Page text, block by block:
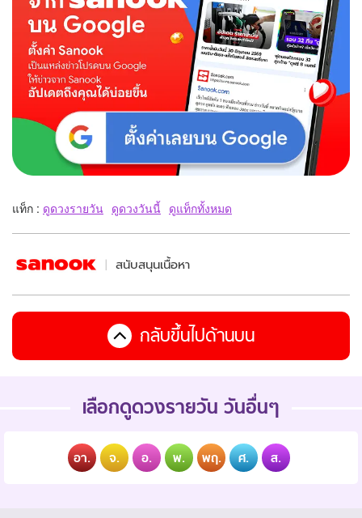
แท็ก : ดูดวงรายวัน ดูดวงวันนี้ ดูแท็กทั้งหมด
สนับสนุนเนื้อหา
กลับขึ้นไปด้านบน
เลือกดูดวงรายวัน วันอื่นๆ
อา. จ. อ. พ. พฤ. ศ. ส.